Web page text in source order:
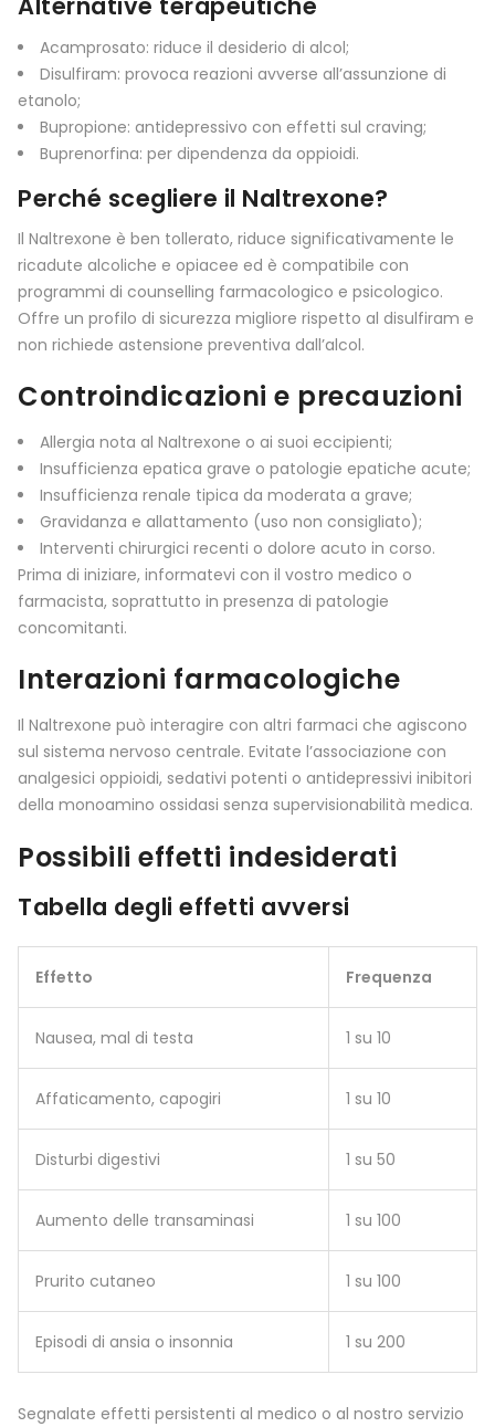
Alternative terapeutiche
Acamprosato: riduce il desiderio di alcol;
Disulfiram: provoca reazioni avverse all’assunzione di
etanolo;
Bupropione: antidepressivo con effetti sul craving;
Buprenorfina: per dipendenza da oppioidi.
Perché scegliere il Naltrexone?
Il Naltrexone è ben tollerato, riduce significativamente le
ricadute alcoliche e opiacee ed è compatibile con
programmi di counselling farmacologico e psicologico.
Offre un profilo di sicurezza migliore rispetto al disulfiram e
non richiede astensione preventiva dall’alcol.
Controindicazioni e precauzioni
Allergia nota al Naltrexone o ai suoi eccipienti;
Insufficienza epatica grave o patologie epatiche acute;
Insufficienza renale tipica da moderata a grave;
Gravidanza e allattamento (uso non consigliato);
Interventi chirurgici recenti o dolore acuto in corso.
Prima di iniziare, informatevi con il vostro medico o
farmacista, soprattutto in presenza di patologie
concomitanti.
Interazioni farmacologiche
Il Naltrexone può interagire con altri farmaci che agiscono
sul sistema nervoso centrale. Evitate l’associazione con
analgesici oppioidi, sedativi potenti o antidepressivi inibitori
della monoamino ossidasi senza supervisionabilità medica.
Possibili effetti indesiderati
Tabella degli effetti avversi
Effetto Frequenza
Nausea, mal di testa 1 su 10
Affaticamento, capogiri 1 su 10
Disturbi digestivi 1 su 50
Aumento delle transaminasi 1 su 100
Prurito cutaneo 1 su 100
Episodi di ansia o insonnia 1 su 200
Segnalate effetti persistenti al medico o al nostro servizio